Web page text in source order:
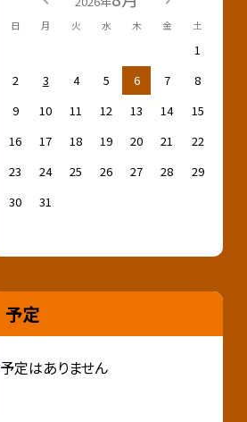
日 月 火 水 木 金 土
1
2
3 4 5 6 7
8
9
10 11 12 13 14
15
16
17 18 19 20 21
22
23
24 25 26 27 28
29
30
31
予定
予定はありません